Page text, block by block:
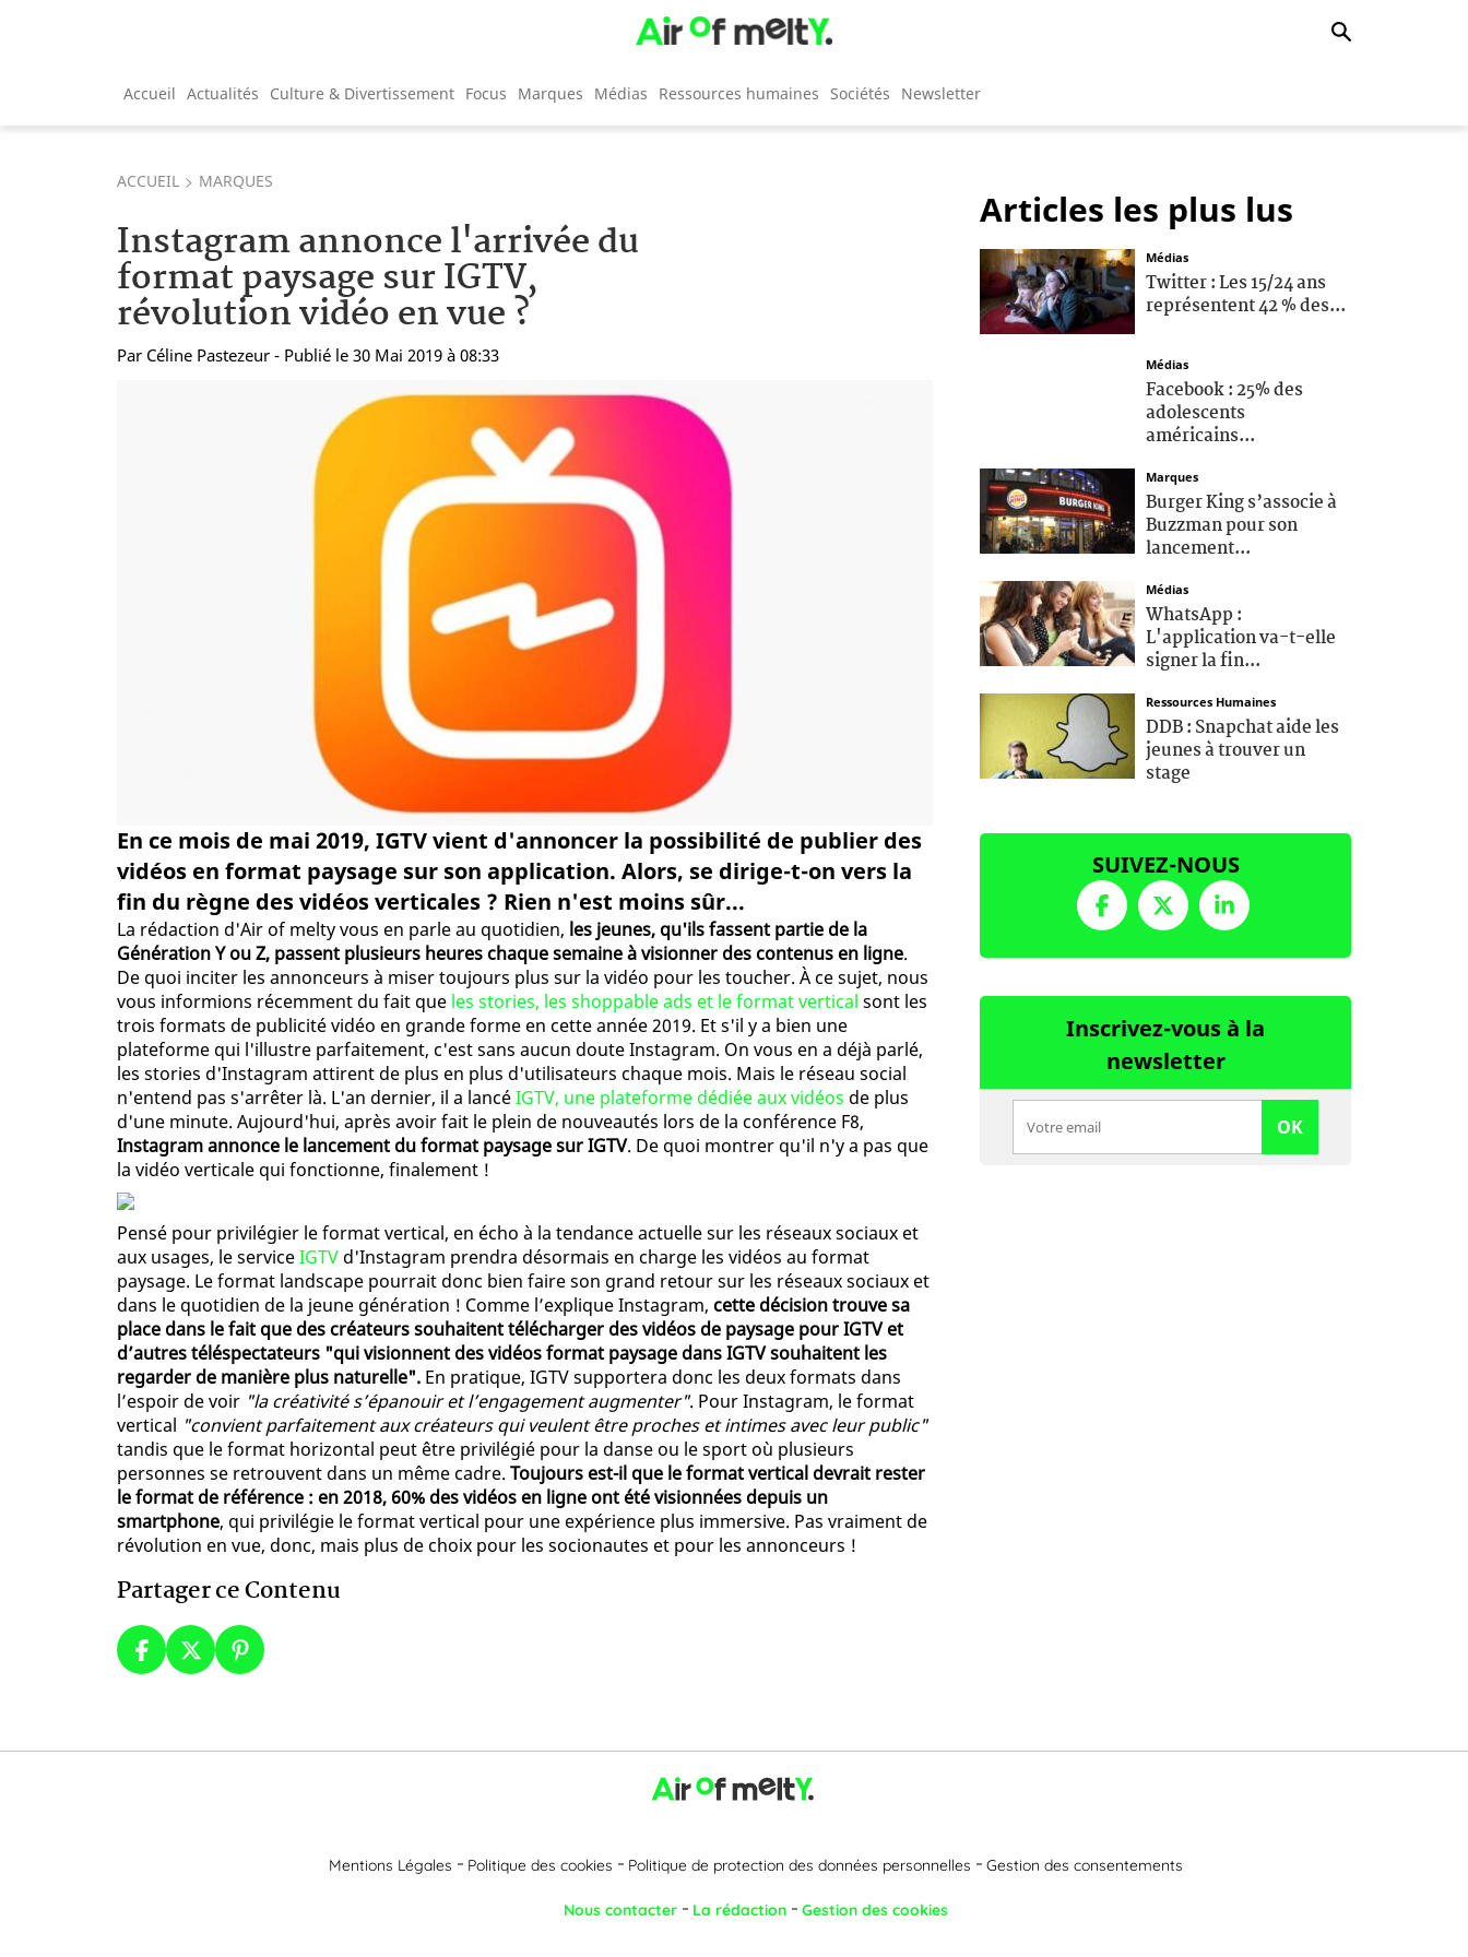
Accueil Actualités Culture & Divertissement Focus Marques Médias Ressources humaines Sociétés Newsletter
ACCUEIL MARQUES
Instagram annonce l'arrivée du
format paysage sur IGTV,
révolution vidéo en vue ?
Par Céline Pastezeur - Publié le 30 Mai 2019 à 08:33
En ce mois de mai 2019, IGTV vient d'annoncer la possibilité de publier des
vidéos en format paysage sur son application. Alors, se dirige-t-on vers la
fin du règne des vidéos verticales ? Rien n'est moins sûr...
La rédaction d'Air of melty vous en parle au quotidien, les jeunes, qu'ils fassent partie de la
Génération Y ou Z, passent plusieurs heures chaque semaine à visionner des contenus en ligne.
De quoi inciter les annonceurs à miser toujours plus sur la vidéo pour les toucher. À ce sujet, nous
vous informions récemment du fait que les stories, les shoppable ads et le format vertical sont les
trois formats de publicité vidéo en grande forme en cette année 2019. Et s'il y a bien une
plateforme qui l'illustre parfaitement, c'est sans aucun doute Instagram. On vous en a déjà parlé,
les stories d'Instagram attirent de plus en plus d'utilisateurs chaque mois. Mais le réseau social
n'entend pas s'arrêter là. L'an dernier, il a lancéIGTV, une plateforme dédiée aux vidéos de plus
d'une minute. Aujourd'hui, après avoir fait le plein de nouveautés lors de la conférence F8,
Instagram annonce le lancement du format paysage sur IGTV. De quoi montrer qu'il n'y a pas que
la vidéo verticale qui fonctionne, finalement !
Pensé pour privilégier le format vertical, en écho à la tendance actuelle sur les réseaux sociaux et
aux usages, le serviceIGTV d'Instagram prendra désormais en charge les vidéos au format
paysage. Le format landscape pourrait donc bien faire son grand retour sur les réseaux sociaux et
dans le quotidien de la jeune génération ! Comme l’explique Instagram, cette décision trouve sa
place dans le fait que des créateurs souhaitent télécharger des vidéos de paysage pour IGTV et
d’autres téléspectateurs "qui visionnent des vidéos format paysage dans IGTV souhaitent les
regarder de manière plus naturelle". En pratique, IGTV supportera donc les deux formats dans
l’espoir de voir "la créativité s’épanouir et l’engagement augmenter". Pour Instagram, le format
vertical "convient parfaitement aux créateurs qui veulent être proches et intimes avec leur public"
tandis que le format horizontal peut être privilégié pour la danse ou le sport où plusieurs
personnes se retrouvent dans un même cadre. Toujours est-il que le format vertical devrait rester
le format de référence : en 2018, 60% des vidéos en ligne ont été visionnées depuis un
smartphone, qui privilégie le format vertical pour une expérience plus immersive. Pas vraiment de
révolution en vue, donc, mais plus de choix pour les socionautes et pour les annonceurs !
Partager ce Contenu
Articles les plus lus
Médias
Twitter : Les 15/24 ans
représentent 42 % des...
Médias
Facebook : 25% des
adolescents
américains...
Marques
Burger King s’associe à
Buzzman pour son
lancement...
Médias
WhatsApp :
L'application va-t-elle
signer la fin...
Ressources Humaines
DDB : Snapchat aide les
jeunes à trouver un
stage
SUIVEZ-NOUS
Inscrivez-vous à la
newsletter
OK
Mentions Légales Politique des cookies Politique de protection des données personnelles Gestion des consentements
Nous contacter La rédaction Gestion des cookies